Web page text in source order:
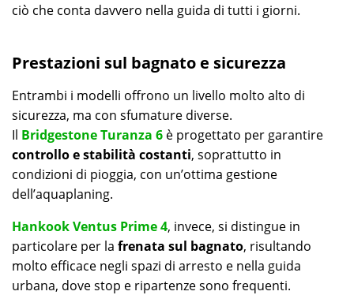
ciò che conta davvero nella guida di tutti i giorni.
Prestazioni sul bagnato e sicurezza
Entrambi i modelli offrono un livello molto alto di
sicurezza, ma con sfumature diverse.
Il Bridgestone Turanza 6 è progettato per garantire
controllo e stabilità costanti, soprattutto in
condizioni di pioggia, con un’ottima gestione
dell’aquaplaning.
Hankook Ventus Prime 4, invece, si distingue in
particolare per la frenata sul bagnato, risultando
molto efficace negli spazi di arresto e nella guida
urbana, dove stop e ripartenze sono frequenti.